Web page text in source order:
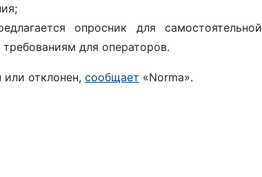
опросник для самостоятельной
для операторов.
отклонен, сообщает «Norma».